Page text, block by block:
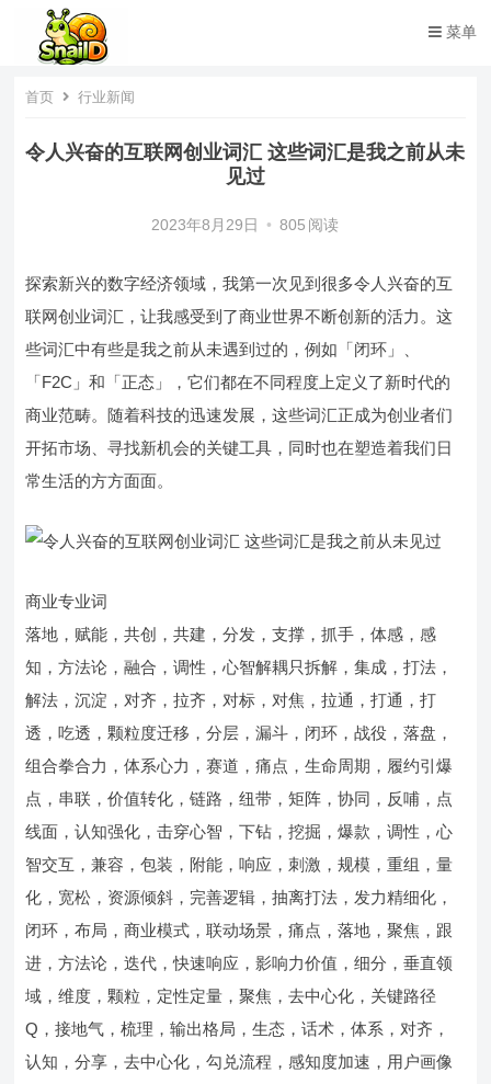
菜单
首页 行业新闻
令人兴奋的互联网创业词汇 这些词汇是我之前从未
见过
2023年8月29日 • 805 阅读
探索新兴的数字经济领域，我第一次见到很多令人兴奋的互
联网创业词汇，让我感受到了商业世界不断创新的活力。这
些词汇中有些是我之前从未遇到过的，例如「闭环」、
「F2C」和「正态」，它们都在不同程度上定义了新时代的
商业范畴。随着科技的迅速发展，这些词汇正成为创业者们
开拓市场、寻找新机会的关键工具，同时也在塑造着我们日
常生活的方方面面。
商业专业词
落地，赋能，共创，共建，分发，支撑，抓手，体感，感
知，方法论，融合，调性，心智解耦只拆解，集成，打法，
解法，沉淀，对齐，拉齐，对标，对焦，拉通，打通，打
透，吃透，颗粒度迁移，分层，漏斗，闭环，战役，落盘，
组合拳合力，体系心力，赛道，痛点，生命周期，履约引爆
点，串联，价值转化，链路，纽带，矩阵，协同，反哺，点
线面，认知强化，击穿心智，下钻，挖掘，爆款，调性，心
智交互，兼容，包装，附能，响应，刺激，规模，重组，量
化，宽松，资源倾斜，完善逻辑，抽离打法，发力精细化，
闭环，布局，商业模式，联动场景，痛点，落地，聚焦，跟
进，方法论，迭代，快速响应，影响力价值，细分，垂直领
域，维度，颗粒，定性定量，聚焦，去中心化，关键路径
Q，接地气，梳理，输出格局，生态，话术，体系，对齐，
认知，分享，去中心化，勾兑流程，感知度加速，用户画像